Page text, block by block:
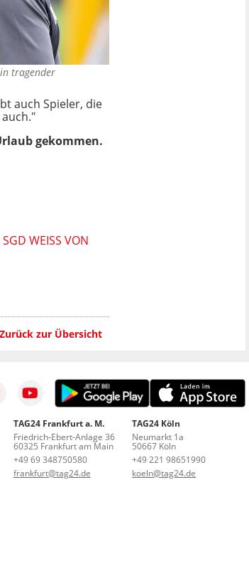
tragender
auch Spieler, die
gekommen.
WEISS VON N
Zurück zur Übersicht
TAG24 Frankfurt a. M.
Friedrich-Ebert-Anlage 36
60325 Frankfurt am Main
+49 69 348750580
frankfurt@tag24.de
TAG24 Köln
Neumarkt 1a
50667 Köln
+49 221 98651990
koeln@tag24.de